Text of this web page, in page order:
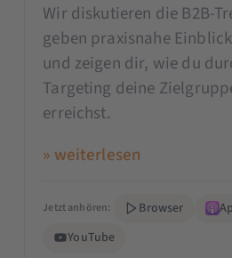
Wir diskutieren die B2B-
geben praxisnahe
und zeigen dir, wie du
Targeting deine
erreichst.
» weiterlesen
Jetzt anhören: Browser
YouTube